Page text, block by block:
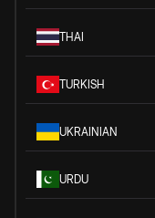
THAI
TURKISH
UKRAINIAN
URDU